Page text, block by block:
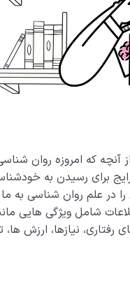
آنچه که امروزه روان
برای رسیدن به
در علم روان شناسی به ما
نیازها، ارزش­ ها،